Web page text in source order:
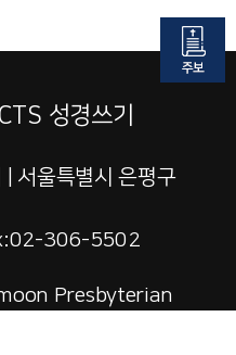
CTS 성경쓰기
서울특별시 은평구
306-5502
Presbyterian